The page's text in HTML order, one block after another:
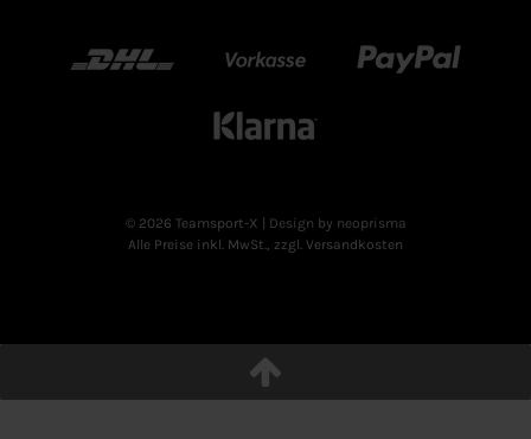
DHL Vorkasse Paypal
Klarn
© 2026 Teamsport-X | Design by neoprisma
Alle Preise inkl. MwSt., zzgl. Versandkosten